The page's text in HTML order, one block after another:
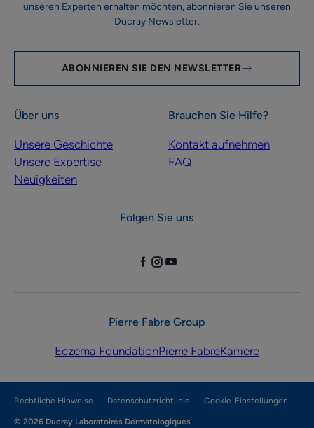
unseren Experten erhalten möchten, abonnieren Sie unseren
Ducray Newsletter.
ABONNIEREN SIE DEN NEWSLETTER
Über uns
Unsere Geschichte
Unsere Expertise
Neuigkeiten
Brauchen Sie Hilfe?
Kontakt aufnehmen
FAQ
Folgen Sie uns
Pierre Fabre Group
Eczema FoundationPierre FabreKarriere
Rechtliche Hinweise Datenschutzrichtlinie Cookie-Einstellungen
© 2026 Ducray Laboratoires Dermatologiques